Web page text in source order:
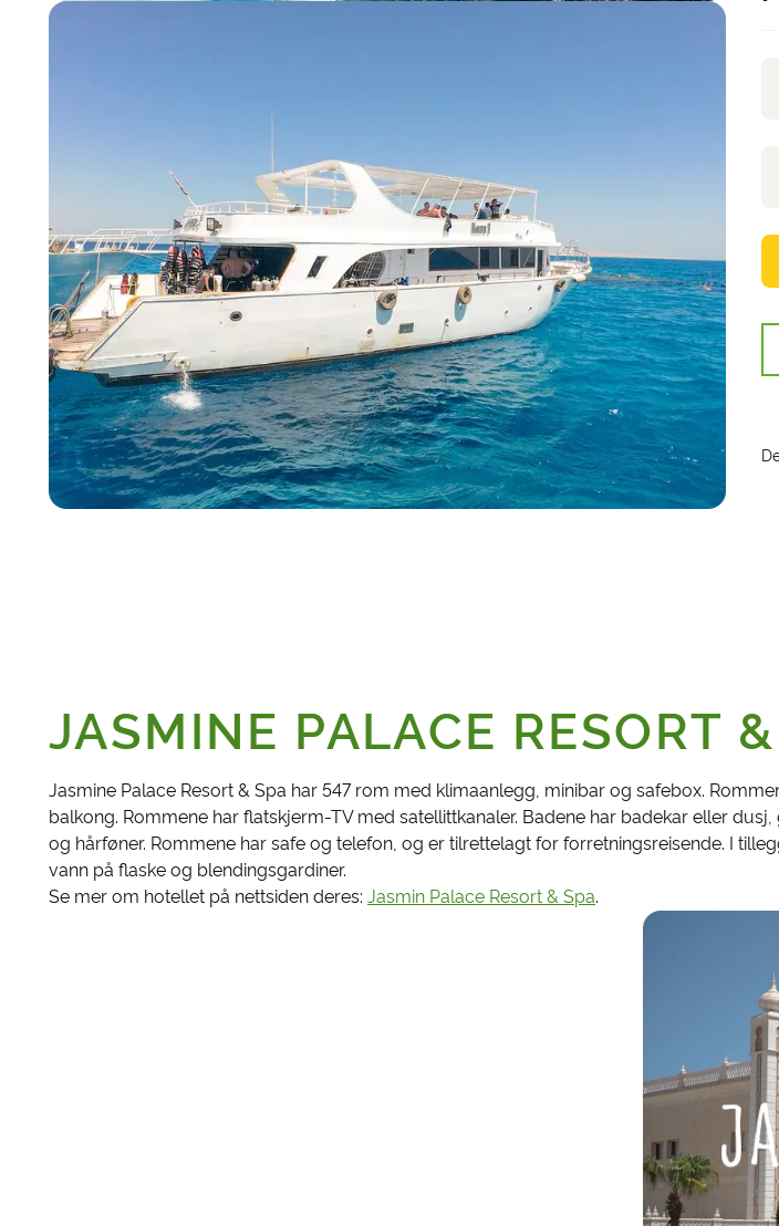
JASMINE PALACE RESORT
Jasmine Palace Resort & Spa har 547 rom med klimaanlegg, minibar og safebox.
balkong. Rommene har flatskjerm-TV med satellittkanaler. Badene har badekar eller
og hårføner. Rommene har safe og telefon, og er tilrettelagt for forretningsreisende. I
vann på flaske og blendingsgardiner.
Se mer om hotellet på nettsiden deres: Jasmin Palace Resort & Spa.